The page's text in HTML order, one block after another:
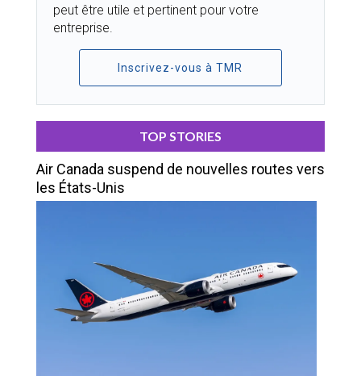
peut être utile et pertinent pour votre
entreprise.
Inscrivez-vous à TMR
TOP STORIES
Air Canada suspend de nouvelles routes vers
les États-Unis